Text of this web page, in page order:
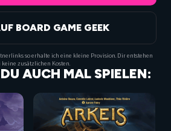
BOARD GAME GEEK
so erhalte ich eine kleine Provision. Dir entstehen
keine zusätzlichen Kosten.
AUCH MAL SPIELEN: